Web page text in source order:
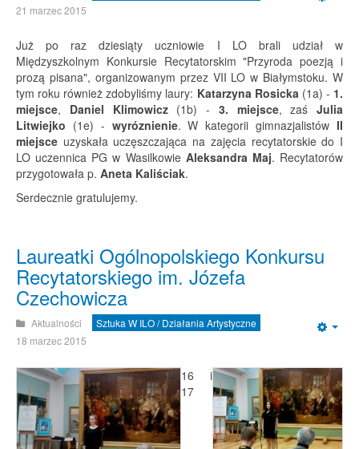
21 marzec 2015
Już po raz dziesiąty uczniowie I LO brali udział w
Międzyszkolnym Konkursie Recytatorskim "Przyroda poezją i
prozą pisana", organizowanym przez VII LO w Białymstoku. W
tym roku również zdobyliśmy laury: Katarzyna Rosicka (1a) - 1.
miejsce, Daniel Klimowicz(1b) - 3. miejsce, zaś Julia
Litwiejko (1e) - wyróznienie. W kategorii gimnazjalistów II
miejsce uzyskała uczęszczająca na zajęcia recytatorskie do I
LO uczennica PG w Wasilkowie Aleksandra Maj. Recytatorów
przygotowała p. Aneta Kaliściak.
Serdecznie gratulujemy.
Laureatki Ogólnopolskiego Konkursu
Recytatorskiego im. Józefa
Czechowicza
Aktualności
Sztuka W ILO / Działania Artystyczne
18 marzec 2015
16 i
17